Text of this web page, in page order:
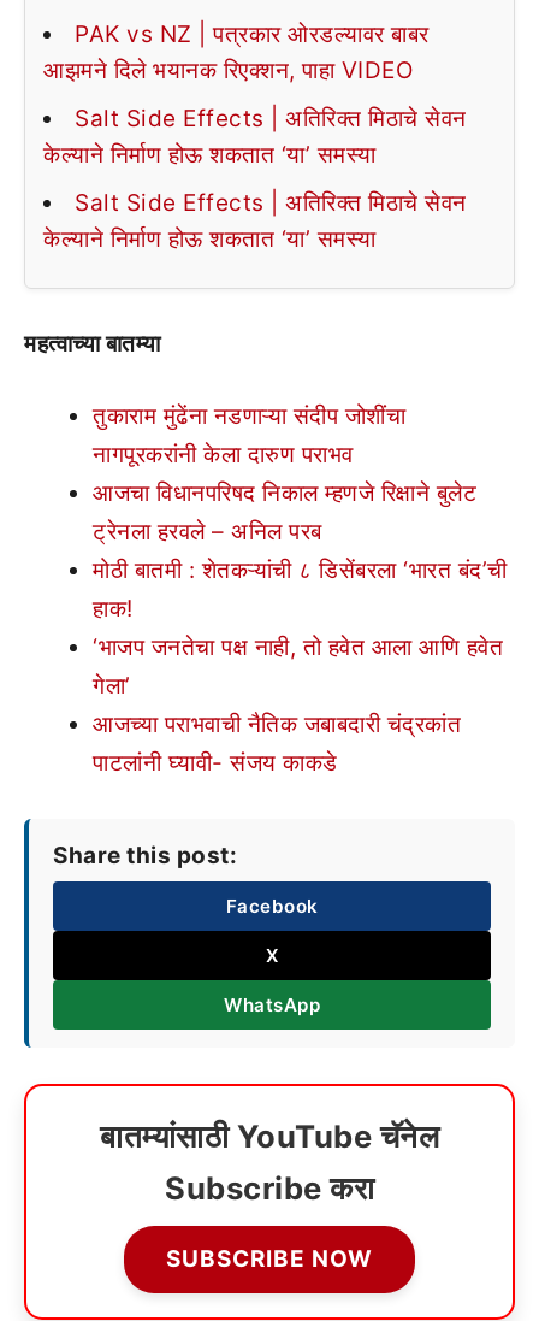
PAK vs NZ | पत्रकार ओरडल्यावर बाबर
आझमने दिले भयानक रिएक्शन, पाहा VIDEO
Salt Side Effects | अतिरिक्त मिठाचे सेवन
केल्याने निर्माण होऊ शकतात ‘या’ समस्या
Salt Side Effects | अतिरिक्त मिठाचे सेवन
केल्याने निर्माण होऊ शकतात ‘या’ समस्या
महत्वाच्या बातम्या
तुकाराम मुंढेंना नडणाऱ्या संदीप जोशींचा
नागपूरकरांनी केला दारुण पराभव
आजचा विधानपरिषद निकाल म्हणजे रिक्षाने बुलेट
ट्रेनला हरवले – अनिल परब
मोठी बातमी : शेतकऱ्यांची ८ डिसेंबरला ‘भारत बंद’ची
हाक!
‘भाजप जनतेचा पक्ष नाही, तो हवेत आला आणि हवेत
गेला’
आजच्या पराभवाची नैतिक जबाबदारी चंद्रकांत
पाटलांनी घ्यावी- संजय काकडे
Share this post:
Facebook
X
WhatsApp
बातम्यांसाठी YouTube चॅनेल
Subscribe करा
SUBSCRIBE NOW